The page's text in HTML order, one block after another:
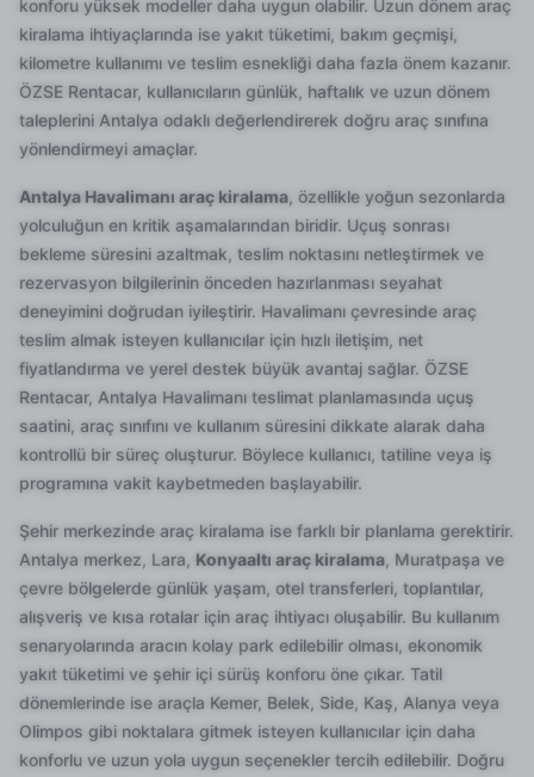
konforu yüksek modeller daha uygun olabilir. Uzun dönem araç
kiralama ihtiyaçlarında ise yakıt tüketimi, bakım geçmişi,
kilometre kullanımı ve teslim esnekliği daha fazla önem kazanır.
ÖZSE Rentacar, kullanıcıların günlük, haftalık ve uzun dönem
taleplerini Antalya odaklı değerlendirerek doğru araç sınıfına
yönlendirmeyi amaçlar.
Antalya Havalimanı araç kiralama, özellikle yoğun sezonlarda
yolculuğun en kritik aşamalarından biridir. Uçuş sonrası
bekleme süresini azaltmak, teslim noktasını netleştirmek ve
rezervasyon bilgilerinin önceden hazırlanması seyahat
deneyimini doğrudan iyileştirir. Havalimanı çevresinde araç
teslim almak isteyen kullanıcılar için hızlı iletişim, net
fiyatlandırma ve yerel destek büyük avantaj sağlar. ÖZSE
Rentacar, Antalya Havalimanı teslimat planlamasında uçuş
saatini, araç sınıfını ve kullanım süresini dikkate alarak daha
kontrollü bir süreç oluşturur. Böylece kullanıcı, tatiline veya iş
programına vakit kaybetmeden başlayabilir.
Şehir merkezinde araç kiralama ise farklı bir planlama gerektirir.
Antalya merkez, Lara, Konyaaltı araç kiralama, Muratpaşa ve
çevre bölgelerde günlük yaşam, otel transferleri, toplantılar,
alışveriş ve kısa rotalar için araç ihtiyacı oluşabilir. Bu kullanım
senaryolarında aracın kolay park edilebilir olması, ekonomik
yakıt tüketimi ve şehir içi sürüş konforu öne çıkar. Tatil
dönemlerinde ise araçla Kemer, Belek, Side, Kaş, Alanya veya
Olimpos gibi noktalara gitmek isteyen kullanıcılar için daha
konforlu ve uzun yola uygun seçenekler tercih edilebilir. Doğru